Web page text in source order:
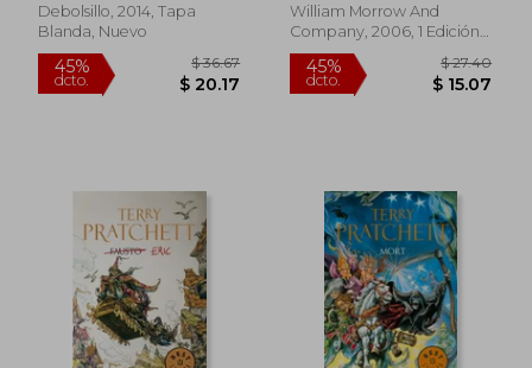
Debolsillo, 2014, Tapa
Blanda, Nuevo
45%
dcto. $ 20.17
William Morrow And
Company, 2006, 1 Edición,
Tapa Blanda, Nuevo
45%
dcto.